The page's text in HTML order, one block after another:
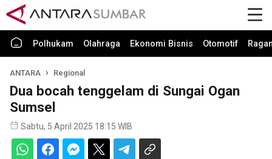
Polhukam Olahraga Ekonomi Bisnis Otomotif
ANTARA Regional
Dua bocah tenggelam di Sungai Ogan
Sumsel
Sabtu, 5 April 2025 18:15 WIB